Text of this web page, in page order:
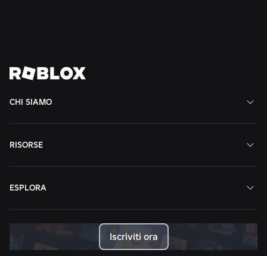
CHI SIAMO
RISORSE
ESPLORA
Iscriviti ora